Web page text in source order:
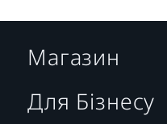
Магазин
Для Бізнесу